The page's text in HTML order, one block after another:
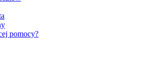
pomocy?